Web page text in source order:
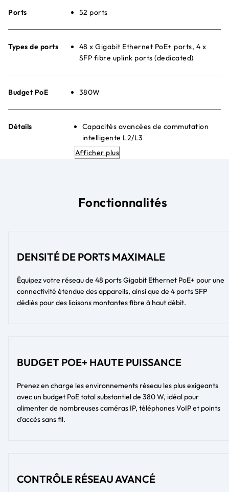
Ports 52 ports
Types de ports
48 x Gigabit Ethernet PoE+ ports, 4 x
SFP fibre uplink ports (dedicated)
Budget PoE 380W
Détails
Capacités avancées de commutation
intelligente L2/L3
Interface de gestion web simple
Contrôles PoE avancés par port
802.3az) pour maximiser les économies
Afficher plus
Fonctionnalités
DENSITÉ DE PORTS MAXIMALE
Équipez votre réseau de 48 ports Gigabit Ethernet PoE+ pour une
connectivité étendue des appareils, ainsi que de 4 ports SFP
dédiés pour des liaisons montantes fibre à haut débit.
BUDGET POE+ HAUTE PUISSANCE
Prenez en charge les environnements réseau les plus exigeants
avec un budget PoE total substantiel de 380 W, idéal pour
alimenter de nombreuses caméras IP, téléphones VoIP et points
d'accès sans fil.
CONTRÔLE RÉSEAU AVANCÉ